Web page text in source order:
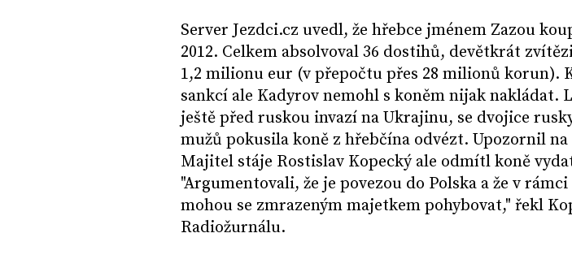
Server Jezdci.cz uvedl, že hřebce jménem Zazou
2012. Celkem absolvoval 36 dostihů, devětkrát
1,2 milionu eur (v přepočtu přes 28 milionů korun).
sankcí ale Kadyrov nemohl s koněm nijak nakládat.
ještě před ruskou invazí na Ukrajinu, se dvojice
mužů pokusila koně z hřebčína odvézt. Upozornil
Majitel stáje Rostislav Kopecký ale odmítl koně
"Argumentovali, že je povezou do Polska a že v
mohou se zmrazeným majetkem pohybovat," řekl
Radiožurnálu.